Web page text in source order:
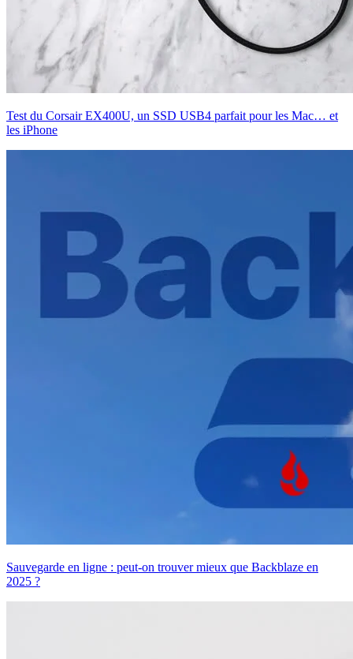
Test du Corsair EX400U, un SSD USB4 parfait pour les Mac… et
les iPhone
Sauvegarde en ligne : peut-on trouver mieux que Backblaze en
2025 ?